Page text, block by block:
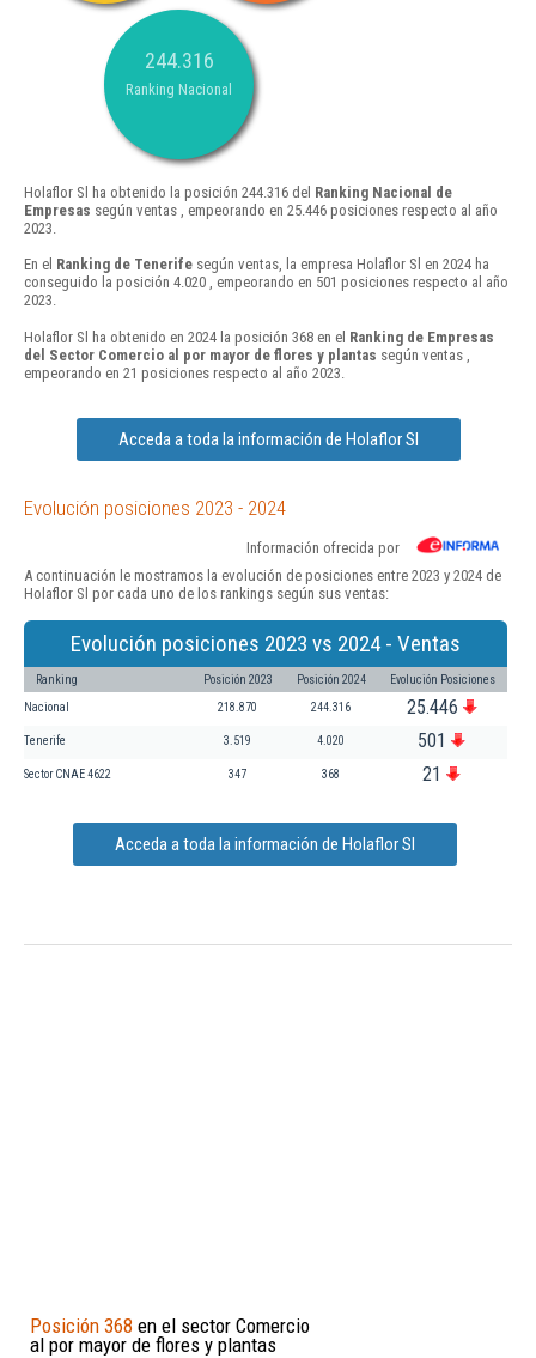
244.316
Ranking Nacional
Holaflor Sl ha obtenido la posición 244.316 del Ranking Nacional de
Empresas según ventas , empeorando en 25.446 posiciones respecto al año
2023.
En el Ranking de Tenerife según ventas, la empresa Holaflor Sl en 2024 ha
conseguido la posición 4.020 , empeorando en 501 posiciones respecto al año
2023.
Holaflor Sl ha obtenido en 2024 la posición 368 en el Ranking de Empresas
del Sector Comercio al por mayor de flores y plantas según ventas ,
empeorando en 21 posiciones respecto al año 2023.
Acceda a toda la información de Holaflor Sl
Evolución posiciones 2023 - 2024
Información ofrecida por
A continuación le mostramos la evolución de posiciones entre 2023 y 2024 de
Holaflor Sl por cada uno de los rankings según sus ventas:
Evolución posiciones 2023 vs 2024 - Ventas
Ranking Posición 2023 Posición 2024 Evolución Posiciones
Nacional 218.870 244.316 25.446
Tenerife 3.519 4.020 501
Sector CNAE 4622 347 368 21
Acceda a toda la información de Holaflor Sl
Posición 368 en el sector Comercio
al por mayor de flores y plantas